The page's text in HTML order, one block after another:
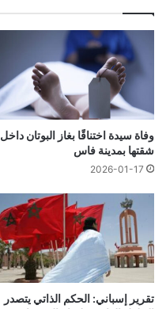
وفاة سيدة اختناقًا بغاز البوتان داخل
شقتها بمدينة فاس
2026-01-17
تقرير إسباني: الحكم الذاتي يتصدر